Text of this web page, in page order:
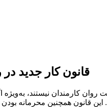
قانون کار جدید
کارمندان نیستند،